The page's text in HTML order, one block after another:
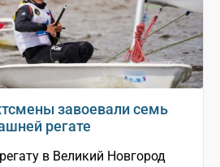
завоевали семь
регате
в Великий Новгород